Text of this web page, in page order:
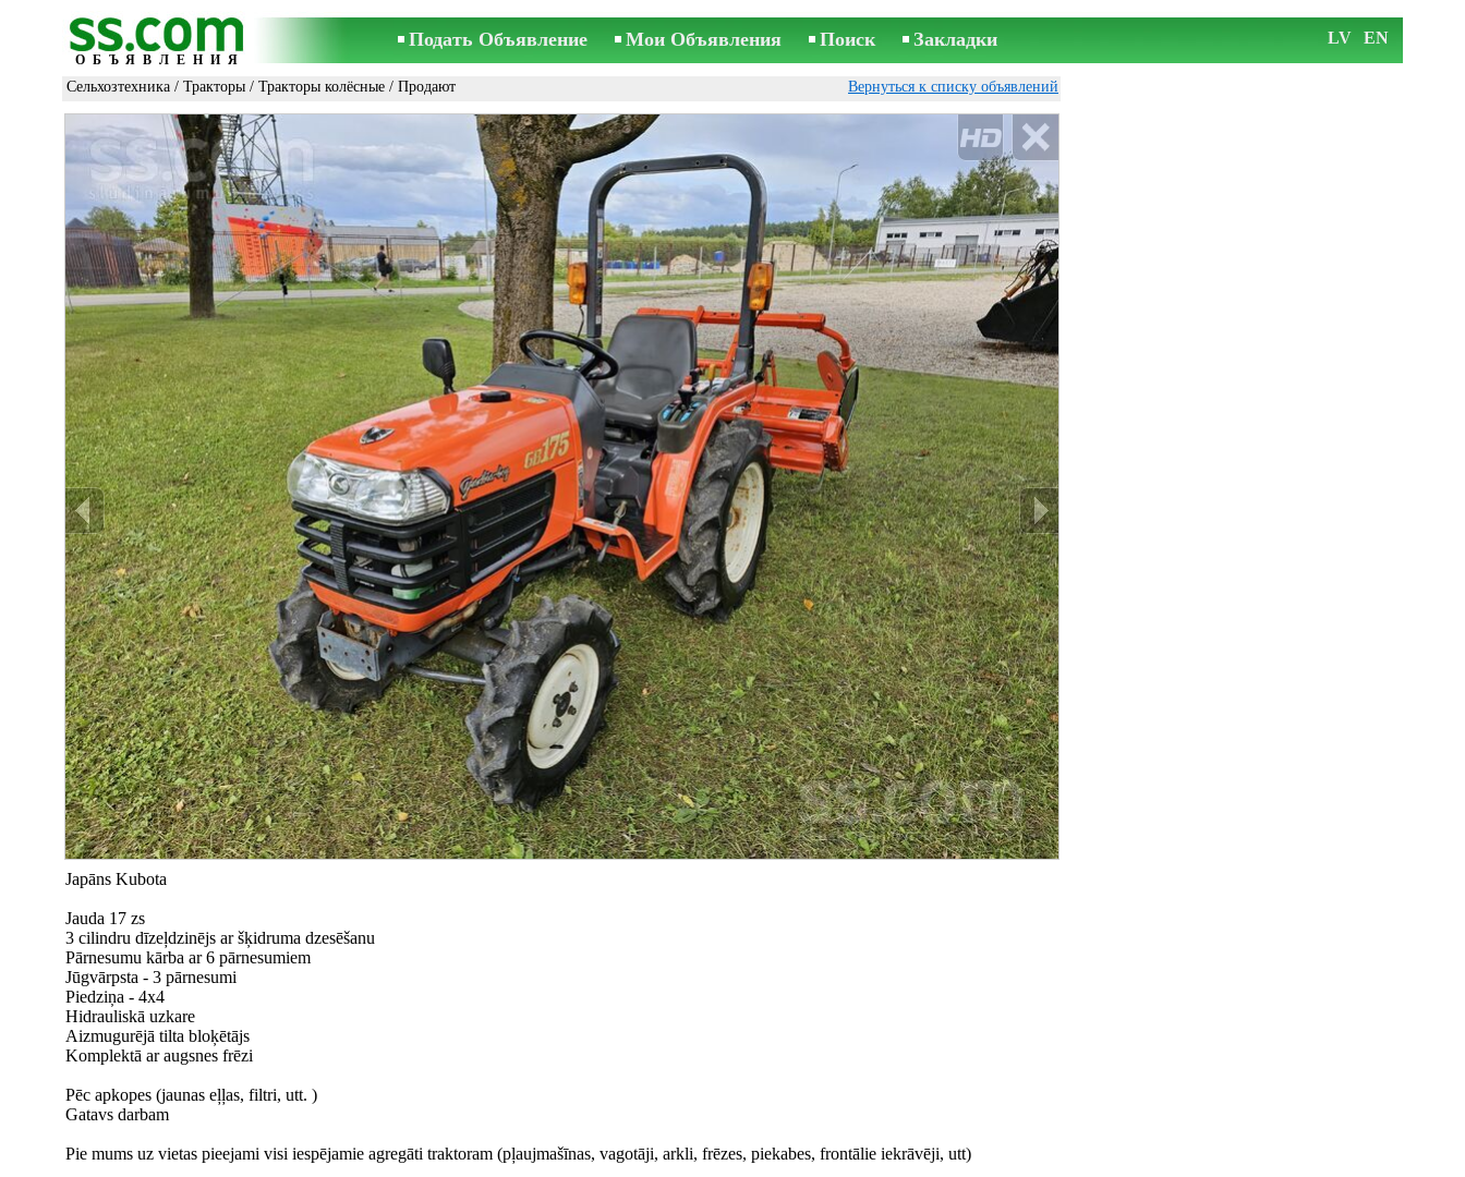
ОБЪЯВЛЕНИЯ
Подать Объявление Мои Объявления Поиск Закладки LV EN
Сельхозтехника / Тракторы / Тракторы колёсные / Продают Вернуться к списку объявлений
Japāns Kubota
Jauda 17 zs
3 cilindru dīzeļdzinējs ar šķidruma dzesēšanu
Pārnesumu kārba ar 6 pārnesumiem
Jūgvārpsta - 3 pārnesumi
Piedziņa - 4x4
Hidrauliskā uzkare
Aizmugurējā tilta bloķētājs
Komplektā ar augsnes frēzi
Pēc apkopes (jaunas eļļas, filtri, utt. )
Gatavs darbam
Pie mums uz vietas pieejami visi iespējamie agregāti traktoram (pļaujmašīnas, vagotāji, arkli, frēzes, piekabes, frontālie iekrāvēji, utt)